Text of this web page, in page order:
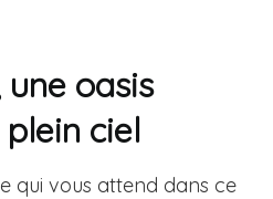
une oasis
ciel
qui vous attend dans ce